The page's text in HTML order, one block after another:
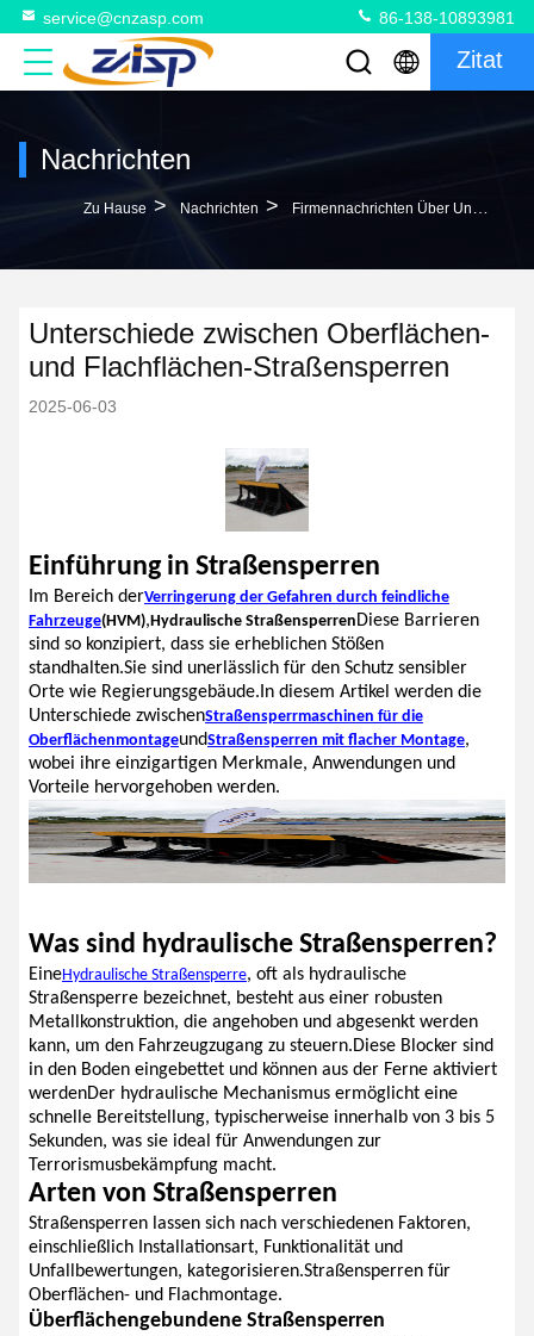
service@cnzasp.com 86-138-10893981
Zitat
Nachrichten
Zu Hause > Nachrichten > Firmennachrichten Über Unterschiede Zwischen Oberflächen- Und Flachflächen-Straßensperren
Unterschiede zwischen Oberflächen-
und Flachflächen-Straßensperren
2025-06-03
Einführung in Straßensperren
Im Bereich derVerringerung der Gefahren durch feindliche
Fahrzeuge(HVM),Hydraulische Straßensperren Diese Barrieren
sind so konzipiert, dass sie erheblichen Stößen
standhalten.Sie sind unerlässlich für den Schutz sensibler
Orte wie Regierungsgebäude.In diesem Artikel werden die
Unterschiede zwischenStraßensperrmaschinen für die
OberflächenmontageundStraßensperren mit flacher Montage,
wobei ihre einzigartigen Merkmale, Anwendungen und
Vorteile hervorgehoben werden.
Was sind hydraulische Straßensperren?
EineHydraulische Straßensperre, oft als hydraulische
Straßensperre bezeichnet, besteht aus einer robusten
Metallkonstruktion, die angehoben und abgesenkt werden
kann, um den Fahrzeugzugang zu steuern.Diese Blocker sind
in den Boden eingebettet und können aus der Ferne aktiviert
werdenDer hydraulische Mechanismus ermöglicht eine
schnelle Bereitstellung, typischerweise innerhalb von 3 bis 5
Sekunden, was sie ideal für Anwendungen zur
Terrorismusbekämpfung macht.
Arten von Straßensperren
Straßensperren lassen sich nach verschiedenen Faktoren,
einschließlich Installationsart, Funktionalität und
Unfallbewertungen, kategorisieren.Straßensperren für
Oberflächen- und Flachmontage.
Überflächengebundene Straßensperren